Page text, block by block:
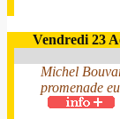
Vendredi 23
Michel
promenade